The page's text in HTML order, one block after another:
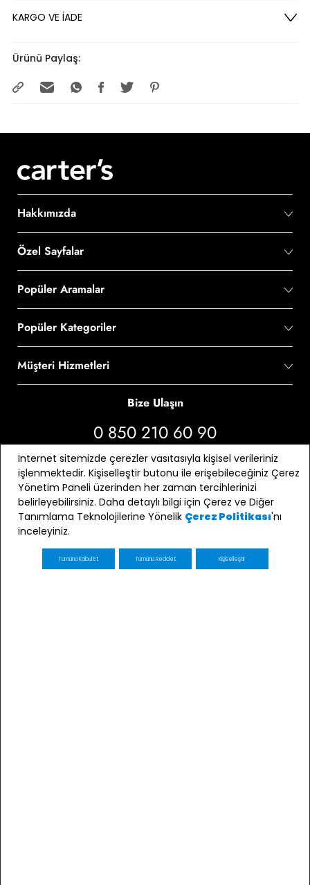
KARGO VE İADE
Ürünü Paylaş:
Hakkımızda
Özel Sayfalar
Popüler Aramalar
Popüler Kategoriler
Müşteri Hizmetleri
Bize Ulaşın
0 850 210 60 90
Bizi Takip Edin
İnternet sitemizde çerezler vasıtasıyla kişisel verileriniz
işlenmektedir. Kişiselleştir butonu ile erişebileceğiniz Çerez
Yönetim Paneli üzerinden her zaman tercihlerinizi
belirleyebilirsiniz. Daha detaylı bilgi için Çerez ve Diğer
Tanımlama Teknolojilerine Yönelik Çerez Politikası'nı
inceleyiniz.
Tümünü Kabul Et Tümünü Reddet Kişiselleştir